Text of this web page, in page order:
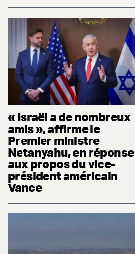
« Israël a de nombreux
amis », affirme le
Premier ministre
Netanyahu, en réponse
aux propos du vice-
président américain
Vance